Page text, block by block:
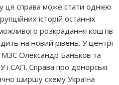
ця справа може стати однією
історій останніх
розкрадання коштів
на новий рівень. У центрі
Олександр Баньков та
і САП. Справа про донорські
ширшу схему Україна